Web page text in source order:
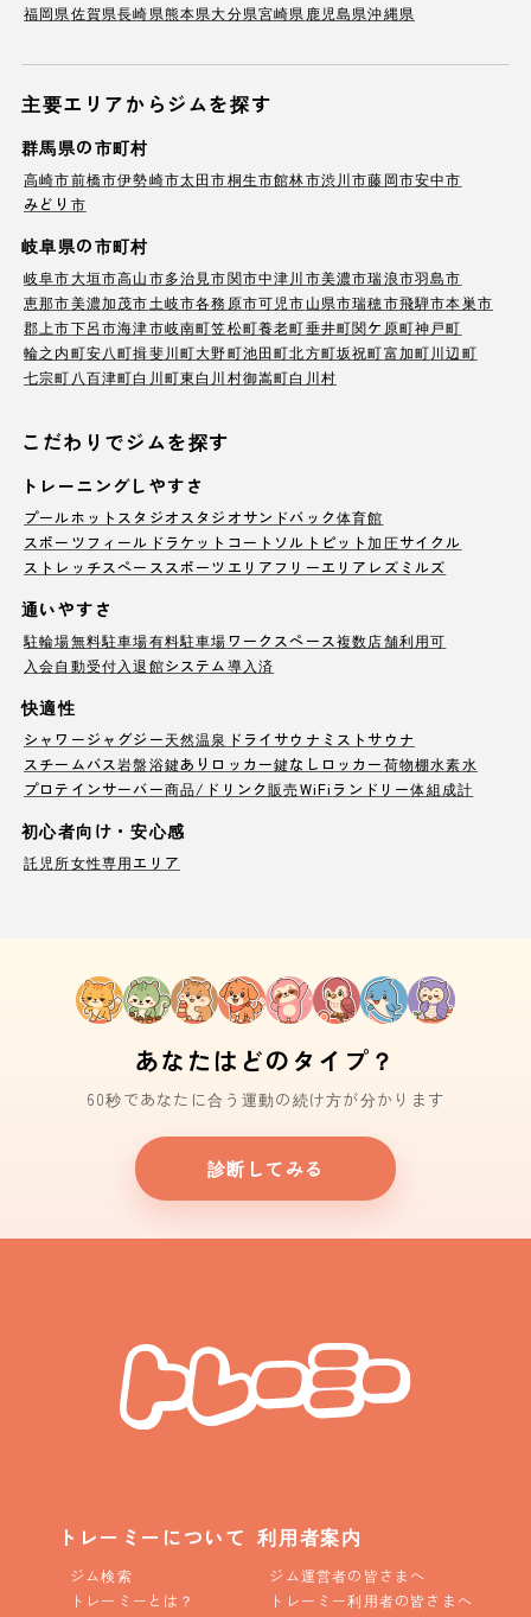
福岡県佐賀県長崎県熊本県大分県宮崎県 鹿児島県沖縄県
主要エリアからジムを探す
群馬県の市町村
高崎市前橋市伊勢崎市太田市桐生市館林市渋川市藤岡市安中市
みどり市
岐阜県の市町村
岐阜市大垣市高山市多治見市関市中津川市美濃市瑞浪市羽島市
恵那市美濃加茂市土岐市各務原市可児市山県市瑞穂市飛騨市本巣市
郡上市下呂市海津市岐南町笠松町養老町垂井町関ケ原町神戸町
輪之内町安八町揖斐川町大野町池田町北方町坂祝町富加町川辺町
七宗町 八百津町白川町東白川村御嵩町白川村
こだわりでジムを探す
トレーニングしやすさ
プールホットスタジオ スタジオサンドバック体育館
スポーツフィールド ラケットコート ソルトピット加圧サイクル
ストレッチスペース スポーツエリア フリーエリア レズミルズ
通いやすさ
駐輪場無料駐車場有料駐車場ワークスペース複数店舗利用可
入会自動受付 入退館システム導入済
快適性
シャワージャグジー天然温泉 ドライサウナ ミストサウナ
スチームバス岩盤浴鍵ありロッカー鍵なしロッカー荷物棚水素水
プロテインサーバー商品/ドリンク販売WiFi ランドリー体組成計
初心者向け・安心感
託児所女性専用エリア
あなたはどのタイプ？
60秒であなたに合う運動の続け方が分かります
診断してみる
トレーミーについて
ジム検索
トレーミーとは？
利用者案内
ジム運営者の皆さまへ
トレーミー利用者の皆さまへ